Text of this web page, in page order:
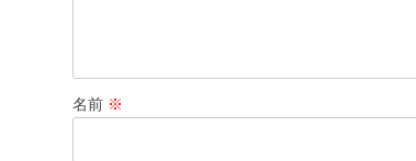
名前 ※